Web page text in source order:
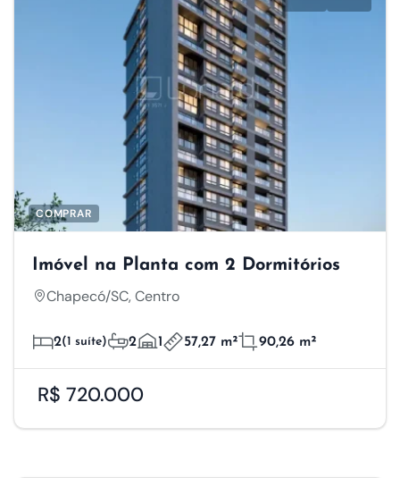
COMPRAR
Imóvel na Planta com 2 Dormitórios
Chapecó/SC, Centro
2(1 suíte) 2 1 57,27 m² 90,26 m²
R$ 720.000